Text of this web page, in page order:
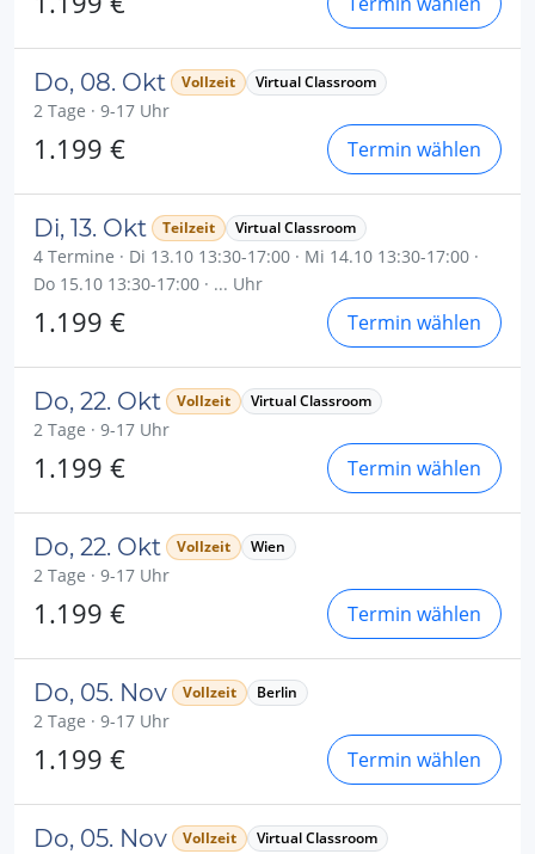
Do, 08. Okt Vollzeit Virtual Classroom
2 Tage · 9-17 Uhr
1.199 € Termin wählen
Di, 13. Okt Teilzeit Virtual Classroom
4 Termine · Di 13.10 13:30-17:00 · Mi 14.10 13:30-17:00 ·
Do 15.10 13:30-17:00 · ... Uhr
1.199 € Termin wählen
Do, 22. Okt Vollzeit Virtual Classroom
2 Tage · 9-17 Uhr
1.199 € Termin wählen
Do, 22. Okt Vollzeit Wien
2 Tage · 9-17 Uhr
1.199 € Termin wählen
Do, 05. Nov Vollzeit Berlin
2 Tage · 9-17 Uhr
1.199 € Termin wählen
Do, 05. Nov Vollzeit Virtual Classroom